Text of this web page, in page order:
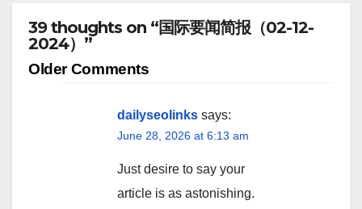
39 thoughts on “国际要闻简报（02-12-
2024）”
Comment
Older Comments
dailyseolinks says:
June 28, 2026 at 6:13 am
Just desire to say your
article is as astonishing.